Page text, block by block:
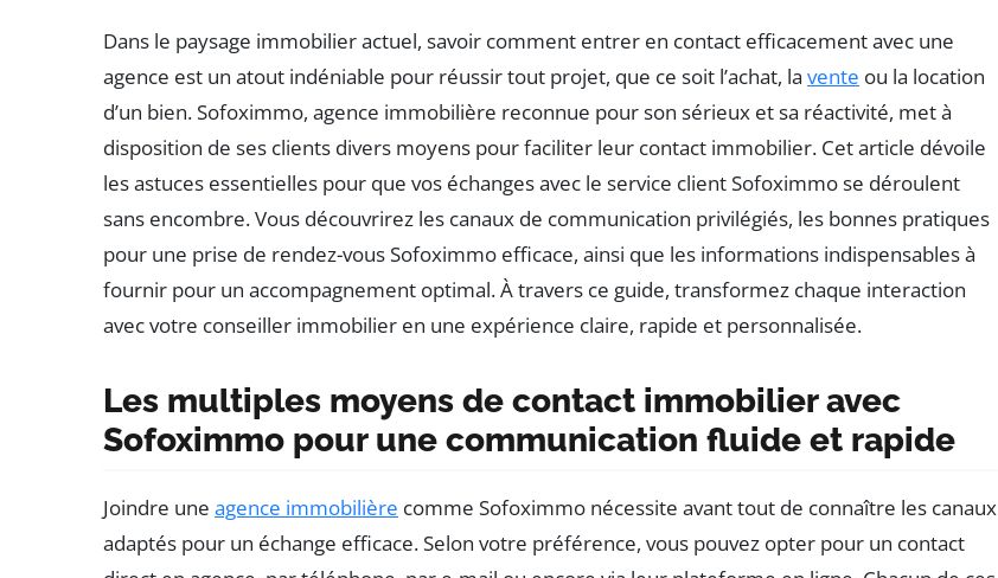
Dans le paysage immobilier actuel, savoir comment entrer en contact efficacement avec une
agence est un atout indéniable pour réussir tout projet, que ce soit l’achat, la vente ou la location
d’un bien. Sofoximmo, agence immobilière reconnue pour son sérieux et sa réactivité, met à
disposition de ses clients divers moyens pour faciliter leur contact immobilier. Cet article dévoile
les astuces essentielles pour que vos échanges avec le service client Sofoximmo se déroulent
sans encombre. Vous découvrirez les canaux de communication privilégiés, les bonnes pratiques
pour une prise de rendez-vous Sofoximmo efficace, ainsi que les informations indispensables à
fournir pour un accompagnement optimal. À travers ce guide, transformez chaque interaction
avec votre conseiller immobilier en une expérience claire, rapide et personnalisée.
Les multiples moyens de contact immobilier avec
Sofoximmo pour une communication fluide et rapide
Joindre une agence immobilière comme Sofoximmo nécessite avant tout de connaître les canaux
adaptés pour un échange efficace. Selon votre préférence, vous pouvez opter pour un contact